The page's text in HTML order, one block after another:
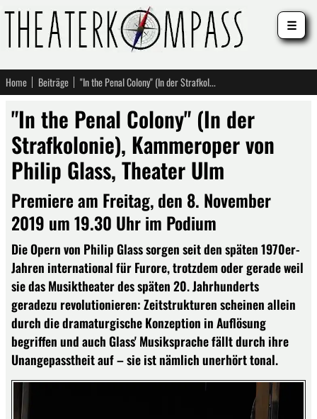
Home Beiträge "In the Penal Colony" (In der Strafkolonie), Kammeroper von Philip Glass, Theater Ulm
"In the Penal Colony" (In der
Strafkolonie), Kammeroper von
Philip Glass, Theater Ulm
Premiere am Freitag, den 8. November
2019 um 19.30 Uhr im Podium
Die Opern von Philip Glass sorgen seit den späten 1970er-
Jahren international für Furore, trotzdem oder gerade weil
sie das Musiktheater des späten 20. Jahrhunderts
geradezu revolutionieren: Zeitstrukturen scheinen allein
durch die dramaturgische Konzeption in Auflösung
begriffen und auch Glass' Musiksprache fällt durch ihre
Unangepasstheit auf – sie ist nämlich unerhört tonal.
☰